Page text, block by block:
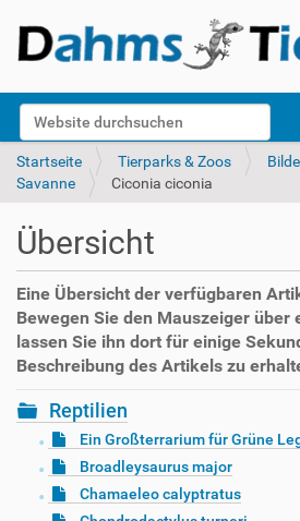
Website durchsuchen
k
Startseite Tierparks & Zoos
Savanne
Ciconia ciconia
Übersicht
Eine Übersicht der verfügbaren
Bewegen Sie den Mauszeiger über
lassen Sie ihn dort für einige
Beschreibung des Artikels zu
Reptilien
Ein Großterrarium für Grüne
Broadleysaurus major
Chamaeleo calyptratus